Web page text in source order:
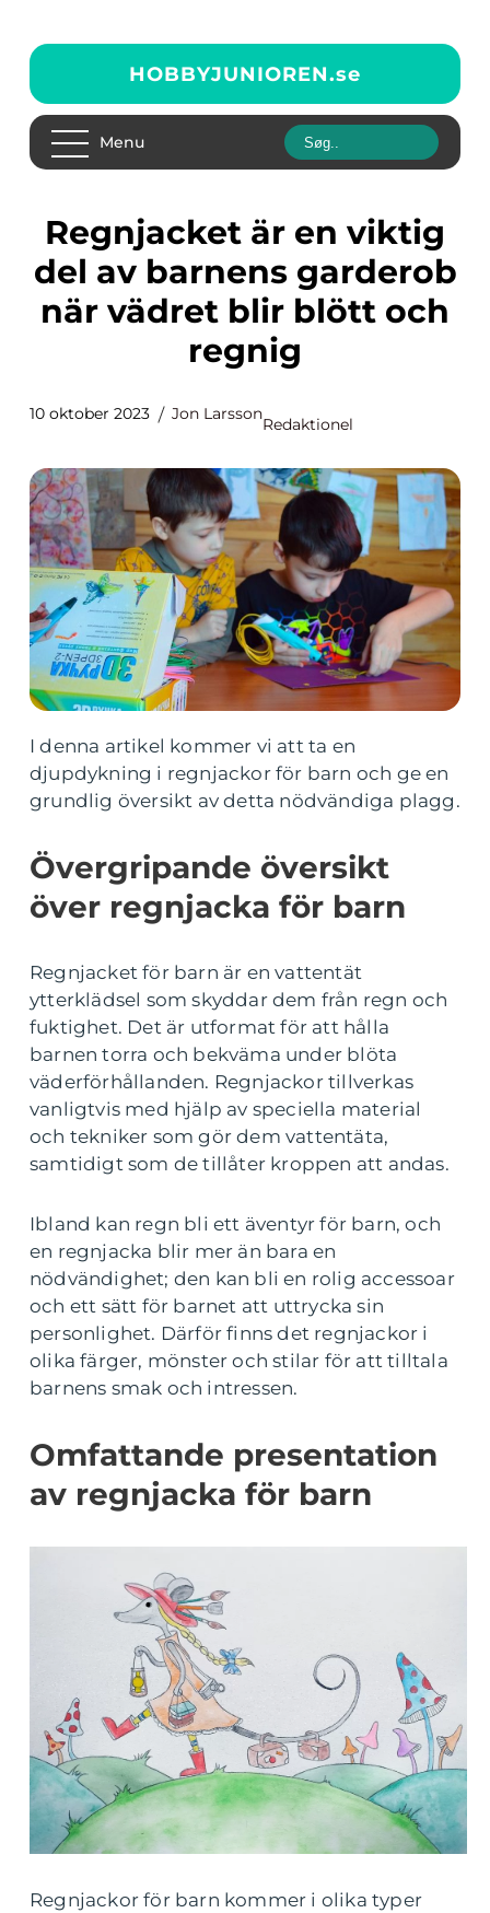
HOBBYJUNIOREN.se
Menu
Regnjacket är en viktig
del av barnens garderob
när vädret blir blött och
regnig
10 oktober 2023 Jon Larsson
Redaktionel
I denna artikel kommer vi att ta en
djupdykning i regnjackor för barn och ge en
grundlig översikt av detta nödvändiga plagg.
Övergripande översikt
över regnjacka för barn
Regnjacket för barn är en vattentät
ytterklädsel som skyddar dem från regn och
fuktighet. Det är utformat för att hålla
barnen torra och bekväma under blöta
väderförhållanden. Regnjackor tillverkas
vanligtvis med hjälp av speciella material
och tekniker som gör dem vattentäta,
samtidigt som de tillåter kroppen att andas.
Ibland kan regn bli ett äventyr för barn, och
en regnjacka blir mer än bara en
nödvändighet; den kan bli en rolig accessoar
och ett sätt för barnet att uttrycka sin
personlighet. Därför finns det regnjackor i
olika färger, mönster och stilar för att tilltala
barnens smak och intressen.
Omfattande presentation
av regnjacka för barn
Regnjackor för barn kommer i olika typer